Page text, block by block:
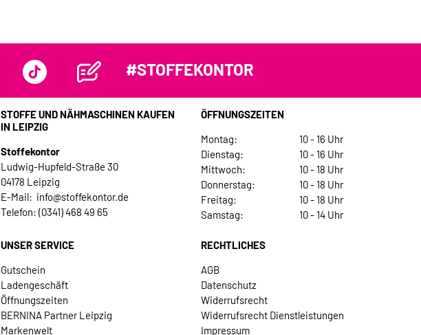
#STOFFEKONTOR
STOFFE UND NÄHMASCHINEN KAUFEN
IN LEIPZIG
Stoffekontor
Ludwig-Hupfeld-Straße 30
04178 Leipzig
E-Mail: info@stoffekontor.de
Telefon: (0341) 468 49 65
ÖFFNUNGSZEITEN
Montag:
10 - 16 Uhr
Dienstag:
10 - 16 Uhr
Mittwoch:
10 - 18 Uhr
Donnerstag:
10 - 18 Uhr
Freitag:
10 - 18 Uhr
Samstag:
10 - 14 Uhr
UNSER SERVICE
Gutschein
Ladengeschäft
Öffnungszeiten
BERNINA Partner Leipzig
Markenwelt
RECHTLICHES
AGB
Datenschutz
Widerrufsrecht
Widerrufsrecht Dienstleistungen
Impressum